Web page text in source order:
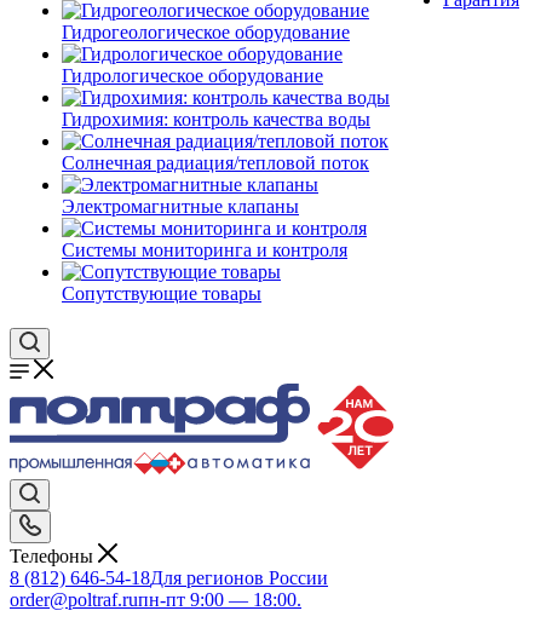
Гидрогеологическое оборудование
Гидрологическое оборудование
Гидрохимия: контроль качества воды
Солнечная радиация/тепловой поток
Электромагнитные клапаны
Системы мониторинга и контроля
Сопутствующие товары
Телефоны
8 (812) 646-54-18Для регионов России
order@poltraf.ruпн-пт 9:00 — 18:00.